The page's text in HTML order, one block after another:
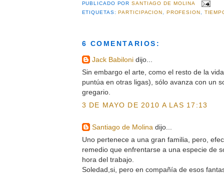
PUBLICADO PORSANTIAGO DE MOLINA
ETIQUETAS:PARTICIPACION, PROFESION,
6 COMENTARIOS:
Jack Babilonidijo...
Sin embargo el arte, como el resto de la
puntúa en otras ligas), sólo avanza con un
gregario.
3 DE MAYO DE 2010 A LAS 17:13
Santiago de Molina dijo...
Uno pertenece a una gran familia, pero,
remedio que enfrentarse a una especie de
hora del trabajo.
Soledad,si, pero en compañía de esos